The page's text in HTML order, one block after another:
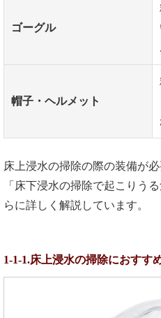
ゴーグル
帽子・ヘルメット
床上浸水の掃除の際の装備が
「床下浸水の掃除で起こりう
らに詳しく解説しています。
1-1-1.床上浸水の掃除におすす